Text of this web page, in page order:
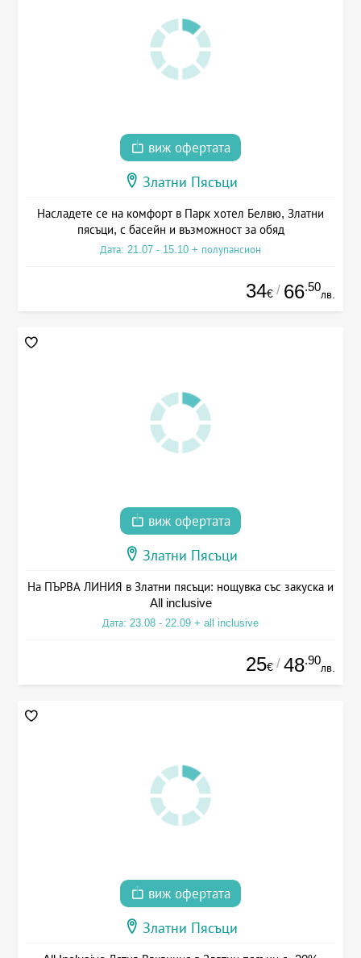
виж офертата
Златни Пясъци
Насладете се на комфорт в Парк хотел Белвю, Златни
пясъци, с басейн и възможност за обяд
Дата: 21.07 - 15.10 + полупансион
34€ / 66.50
лв.
виж офертата
Златни Пясъци
На ПЪРВА ЛИНИЯ в Златни пясъци: нощувка със закуска и
All inclusive
Дата: 23.08 - 22.09 + all inclusive
25€ / 48.90
лв.
виж офертата
Златни Пясъци